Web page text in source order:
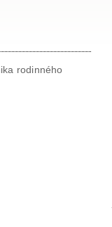
rodinného